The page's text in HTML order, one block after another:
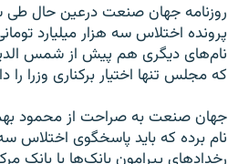
روزنامه جهان صنعت درعين حال طی
پرونده اختلاس سه هزار ميليارد
نام‌های ديگری هم پيش از شمس
که مجلس تنها اختيار برکناری وزرا
جهان صنعت به صراحت از محمود
نام برده که بايد پاسخگوی اختلاس